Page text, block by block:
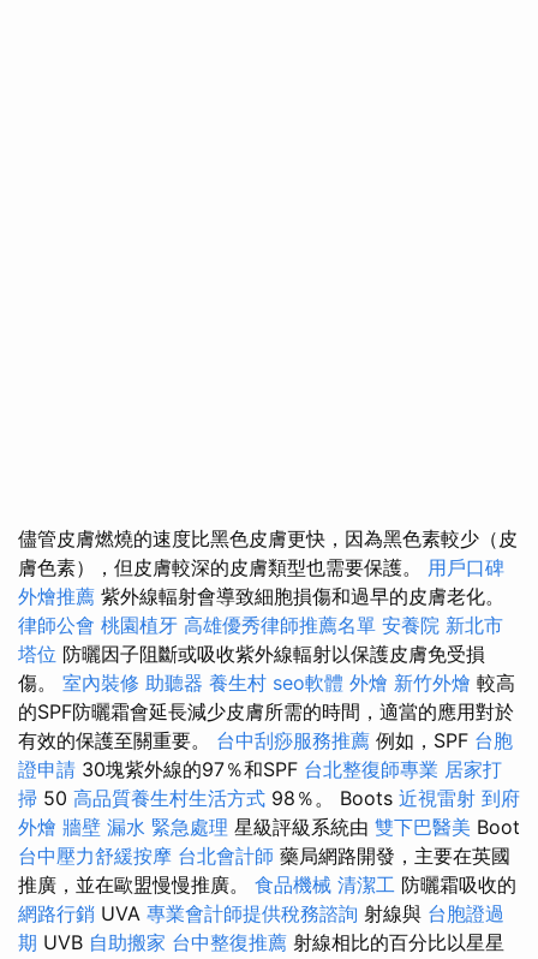
儘管皮膚燃燒的速度比黑色皮膚更快，因為黑色素較少（皮
膚色素），但皮膚較深的皮膚類型也需要保護。 用戶口碑
外燴推薦 紫外線輻射會導致細胞損傷和過早的皮膚老化。
律師公會 桃園植牙 高雄優秀律師推薦名單 安養院 新北市
塔位 防曬因子阻斷或吸收紫外線輻射以保護皮膚免受損
傷。 室內裝修 助聽器 養生村 seo軟體 外燴 新竹外燴 較高
的SPF防曬霜會延長減少皮膚所需的時間，適當的應用對於
有效的保護至關重要。 台中刮痧服務推薦 例如，SPF 台胞
證申請 30塊紫外線的97％和SPF 台北整復師專業 居家打
掃 50 高品質養生村生活方式 98％。 Boots 近視雷射 到府
外燴 牆壁 漏水 緊急處理 星級評級系統由 雙下巴醫美 Boot
台中壓力舒緩按摩 台北會計師 藥局網路開發，主要在英國
推廣，並在歐盟慢慢推廣。 食品機械 清潔工 防曬霜吸收的
網路行銷 UVA 專業會計師提供稅務諮詢 射線與 台胞證過
期 UVB 自助搬家 台中整復推薦 射線相比的百分比以星星